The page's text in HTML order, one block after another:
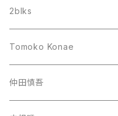
2blks
Tomoko Konae
仲田慎吾